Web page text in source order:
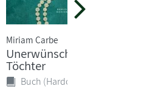
Miriam Carbe
Unerwünschte
Töchter
Buch (Hardcover)